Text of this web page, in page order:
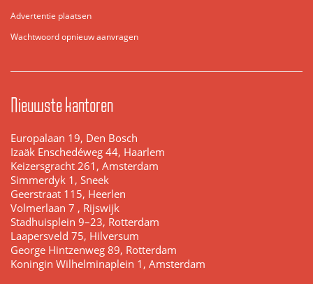
Advertentie plaatsen
Wachtwoord opnieuw aanvragen
Nieuwste kantoren
Europalaan 19, Den Bosch
Izaäk Enschedéweg 44, Haarlem
Keizersgracht 261, Amsterdam
Simmerdyk 1, Sneek
Geerstraat 115, Heerlen
Volmerlaan 7 , Rijswijk
Stadhuisplein 9–23, Rotterdam
Laapersveld 75, Hilversum
George Hintzenweg 89, Rotterdam
Koningin Wilhelminaplein 1, Amsterdam